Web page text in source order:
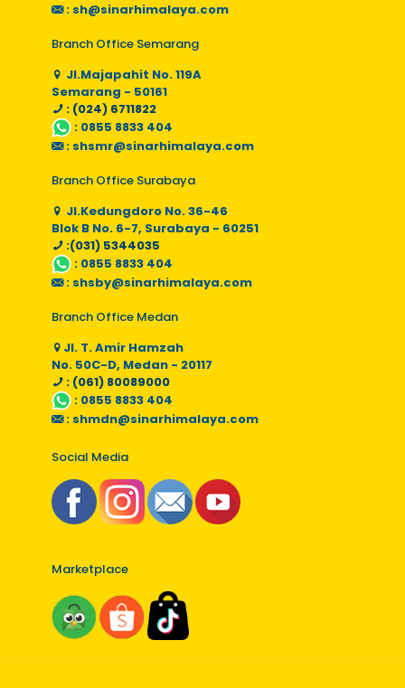
: sh@sinarhimalaya.com
Branch Office Semarang
Jl.Majapahit No. 119A
Semarang - 50161
: (024) 6711822
: 0855 8833 404
: shsmr@sinarhimalaya.com
Branch Office Surabaya
Jl.Kedungdoro No. 36-46
Blok B No. 6-7, Surabaya - 60251
:(031) 5344035
: 0855 8833 404
: shsby@sinarhimalaya.com
Branch Office Medan
Jl. T. Amir Hamzah
No. 50C-D, Medan - 20117
: (061) 80089000
: 0855 8833 404
: shmdn@sinarhimalaya.com
Social Media
Marketplace